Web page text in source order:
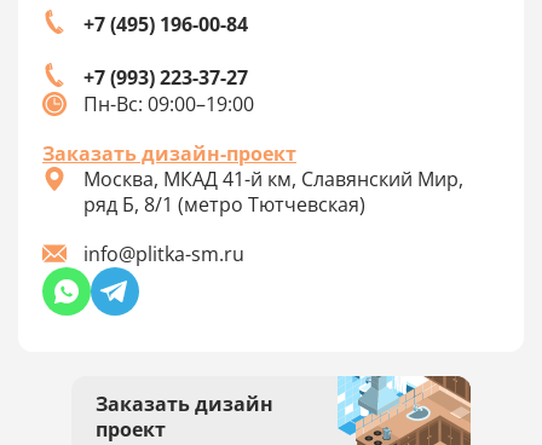
Заказать дизайн
проект
+7 (495) 196-00-84
+7 (993) 223-37-27
Пн-Вс: 09:00–19:00
Заказать дизайн-проект
Москва, МКАД 41-й км, Славянский Мир,
ряд Б, 8/1 (метро Тютчевская)
info@plitka-sm.ru